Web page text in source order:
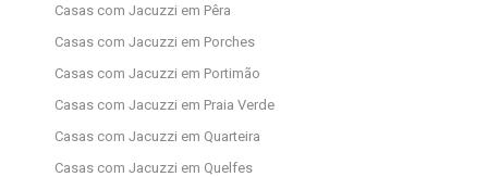
Casas com Jacuzzi em Pêra
Casas com Jacuzzi em Porches
Casas com Jacuzzi em Portimão
Casas com Jacuzzi em Praia Verde
Casas com Jacuzzi em Quarteira
Casas com Jacuzzi em Quelfes